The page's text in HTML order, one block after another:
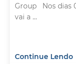
Group Nos dias
vai a ...
Continue Lendo